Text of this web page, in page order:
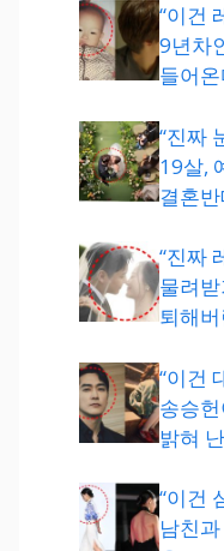
“이건
9년차
들어
“진짜
19살,
결혼
“진짜
물려
퇴해
“이건
송승
밝혀
“이건
남친